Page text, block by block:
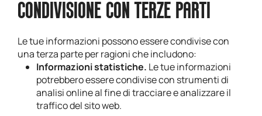
CONDIVISIONE CON TERZE PARTI
Le tue informazioni possono essere condivise con
una terza parte per ragioni che includono:
Informazioni statistiche. Le tue informazioni
potrebbero essere condivise con strumenti di
analisi online al fine di tracciare e analizzare il
traffico del sito web.